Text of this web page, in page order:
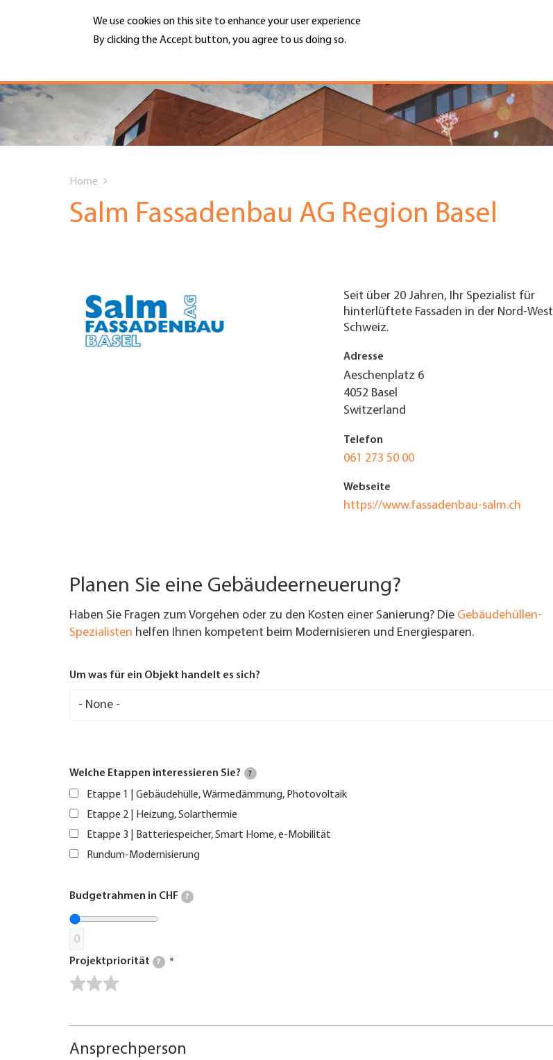
We use cookies on this site to enhance your user experience
By clicking the Accept button, you agree to us doing so.
Hauptnavigation
PORTRAIT
DIENSTLEISTUNGEN
JOBS & KARRIERE
UNTERNEHMEN FINDEN
MENU
Top
Menu
are
Home
Salm Fassadenbau AG Region Basel
Seit über 20 Jahren, Ihr Spezialist für
hinterlüftete Fassaden in der Nord-West
Schweiz.
Adresse
Aeschenplatz 6
4052 Basel
Switzerland
Telefon
061 273 50 00
Webseite
https://www.fassadenbau-salm.ch
Planen Sie eine Gebäudeerneuerung?
Haben Sie Fragen zum Vorgehen oder zu den Kosten einer Sanierung? Die Gebäudehüllen-
Spezialisten helfen Ihnen kompetent beim Modernisieren und Energiesparen.
Um was für ein Objekt handelt es sich?
Welche Etappen interessieren Sie? ?
Etappe 1 | Gebäudehülle, Wärmedämmung, Photovoltaik
Etappe 2 | Heizung, Solarthermie
Etappe 3 | Batteriespeicher, Smart Home, e-Mobilität
Rundum-Modernisierung
Budgetrahmen in CHF ?
0
Projektpriorität ?
Ansprechperson